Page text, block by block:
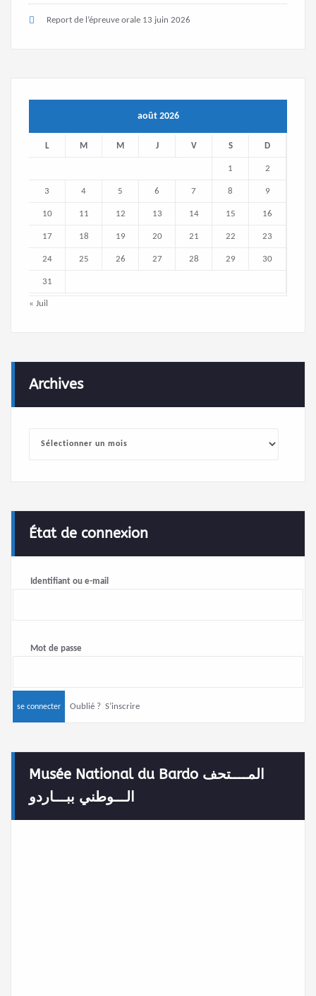
Report de l’épreuve orale 13 juin 2026
août 2026
L M M J V S D
1 2
3 4 5 6 7 8 9
10 11 12 13 14 15 16
17 18 19 20 21 22 23
24 25 26 27 28 29 30
31
« Juil
Archives
État de connexion
Identifiant ou e-mail
Mot de passe
Oublié ? S’inscrire
Musée National du Bardo المــــتحف
الـــوطني ببـــاردو